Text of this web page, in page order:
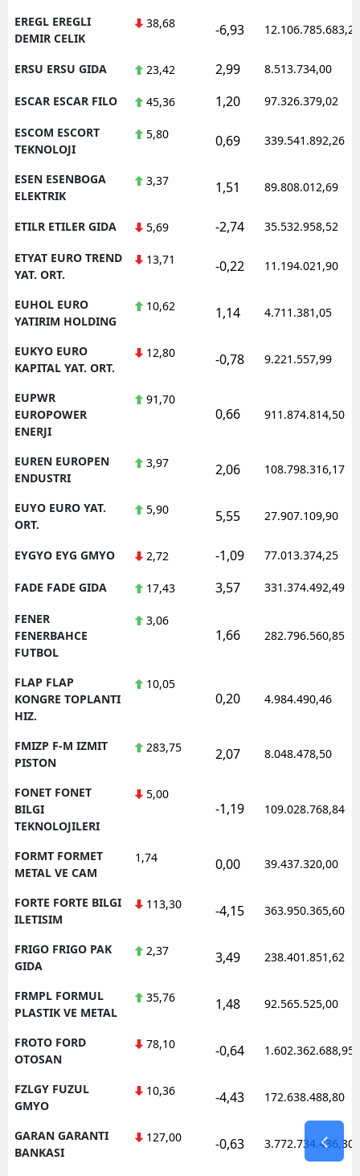
EREGL EREGLI
DEMIR CELIK
38,68 -6,93 12.106.785.683,20
ERSU ERSU GIDA 23,42 2,99 8.513.734,00
ESCAR ESCAR FILO 45,36 1,20 97.326.379,02
ESCOM ESCORT
TEKNOLOJI
5,80 0,69 339.541.892,26
ESEN ESENBOGA
ELEKTRIK
3,37 1,51 89.808.012,69
ETILR ETILER GIDA 5,69 -2,74 35.532.958,52
ETYAT EURO TREND
YAT. ORT.
13,71 -0,22 11.194.021,90
EUHOL EURO
YATIRIM HOLDING
10,62 1,14 4.711.381,05
EUKYO EURO
KAPITAL YAT. ORT.
12,80 -0,78 9.221.557,99
EUPWR
EUROPOWER
ENERJI
91,70
0,66 911.874.814,50
EUREN EUROPEN
ENDUSTRI
3,97 2,06 108.798.316,17
EUYO EURO YAT.
ORT.
5,90 5,55 27.907.109,90
EYGYO EYG GMYO 2,72 -1,09 77.013.374,25
FADE FADE GIDA 17,43 3,57 331.374.492,49
FENER
FENERBAHCE
FUTBOL
3,06
1,66 282.796.560,85
FLAP FLAP
KONGRE TOPLANTI
HIZ.
10,05
0,20 4.984.490,46
FMIZP F-M IZMIT
PISTON
283,75 2,07 8.048.478,50
FONET FONET
BILGI
TEKNOLOJILERI
5,00
-1,19 109.028.768,84
FORMT FORMET
METAL VE CAM
1,74 0,00 39.437.320,00
FORTE FORTE BILGI
ILETISIM
113,30 -4,15 363.950.365,60
FRIGO FRIGO PAK
GIDA
2,37 3,49 238.401.851,62
FRMPL FORMUL
PLASTIK VE METAL
35,76 1,48 92.565.525,00
FROTO FORD
OTOSAN
78,10 -0,64 1.602.362.688,95
FZLGY FUZUL
GMYO
10,36 -4,43 172.638.488,80
GARAN GARANTI
BANKASI
127,00 -0,63 3.772.734.436,30